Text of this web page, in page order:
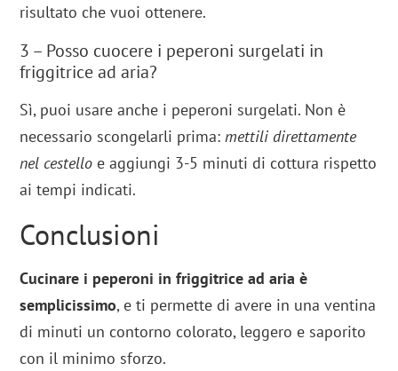
risultato che vuoi ottenere.
3 – Posso cuocere i peperoni surgelati in
friggitrice ad aria?
Sì, puoi usare anche i peperoni surgelati. Non è
necessario scongelarli prima:mettili direttamente
nel cestello e aggiungi 3-5 minuti di cottura rispetto
ai tempi indicati.
Conclusioni
Cucinare i peperoni in friggitrice ad aria è
semplicissimo, e ti permette di avere in una ventina
di minuti un contorno colorato, leggero e saporito
con il minimo sforzo.